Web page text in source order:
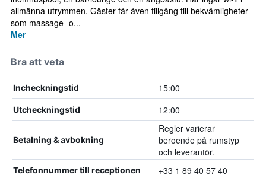
allmänna utrymmen. Gäster får även tillgång till bekvämligheter
som massage- o...
Mer
Bra att veta
Incheckningstid 15:00
Utcheckningstid 12:00
Betalning & avbokning
Regler varierar
beroende på rumstyp
och leverantör.
Telefonnummer till receptionen +33 1 89 40 57 40